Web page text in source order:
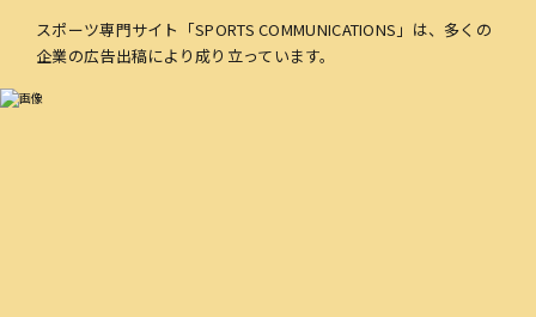
スポーツ専門サイト「SPORTS COMMUNICATIONS」は、多くの
企業の広告出稿により成り立っています。